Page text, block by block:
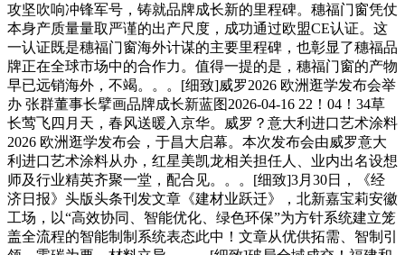
攻坚吹响冲锋军号，铸就品牌成长新的里程碑。穗福门窗凭仗
本身产质量量取严谨的出产尺度，成功通过欧盟CE认证。这
一认证既是穗福门窗海外计谋的主要里程碑，也彰显了穗福品
牌正在全球市场中的合作力。值得一提的是，穗福门窗的产物
早已远销海外，不竭。。。[细致]威罗2026 欧洲逛学发布会举
办 张群董事长擘画品牌成长新蓝图2026-04-16 22！04！34草
长莺飞四月天，春风送暖入京华。威罗？意大利进口艺术涂料
2026 欧洲逛学发布会，于昌大启幕。本次发布会由威罗意大
利进口艺术涂料从办，红星美凯龙相关担任人、业内出名设想
师及行业精英齐聚一堂，配合见。。。[细致]3月30日，《经
济日报》头版头条刊发文章《建材业跃迁》，北新嘉宝莉安徽
工场，以“高效协同、智能优化、绿色环保”为方针系统建立笼
盖全流程的智能制制系统表态此中！文章从优供拓需、智制引